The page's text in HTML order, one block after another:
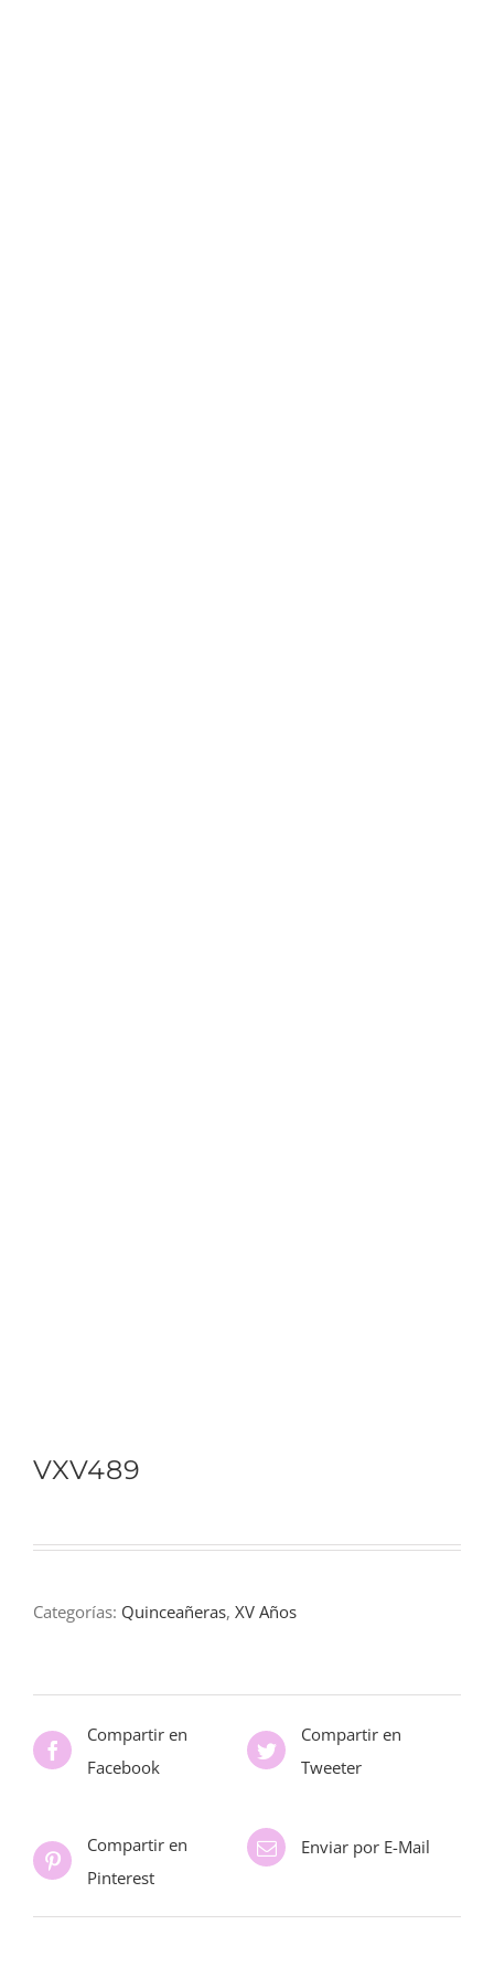
VXV489
Categorías: Quinceañeras, XV Años
Compartir en
Facebook
Compartir en
Tweeter
Compartir en
Pinterest
Enviar por E-Mail